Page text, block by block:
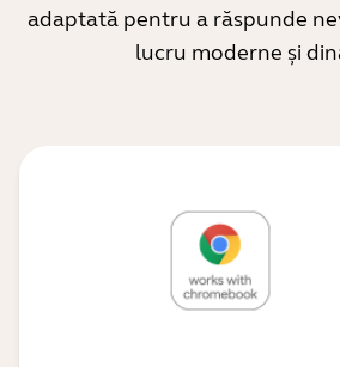
adaptată pentru a răspunde
lucru moderne și